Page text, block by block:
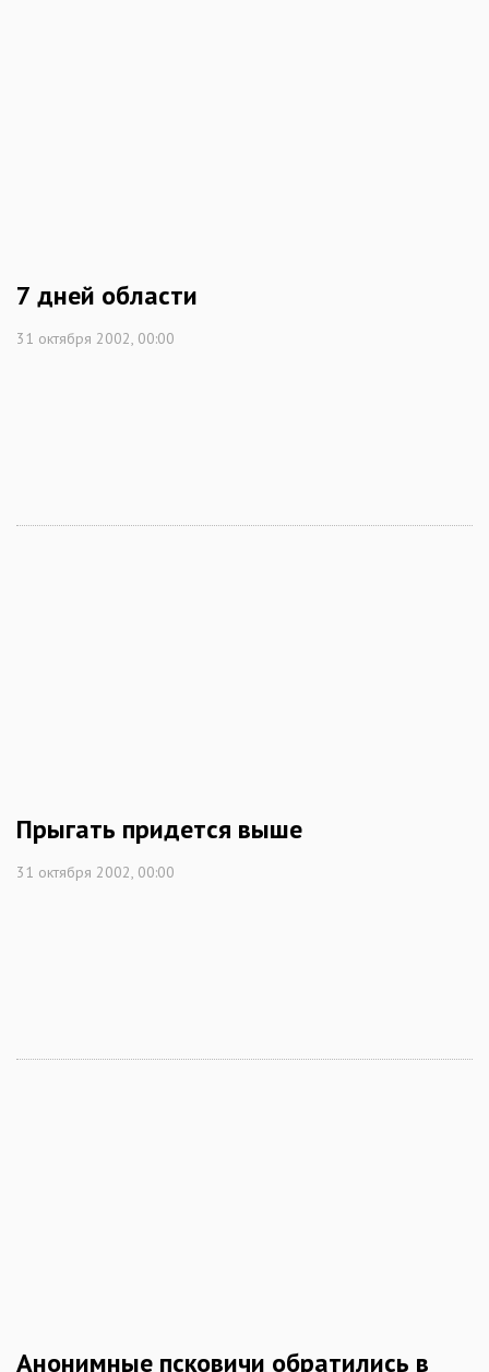
7 дней области
31 октября 2002, 00:00
Прыгать придется выше
31 октября 2002, 00:00
Анонимные псковичи обратились в